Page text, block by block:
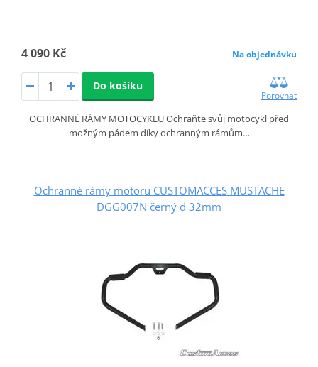
4 090 Kč Na objednávku
Do košíku
Porovnat
OCHRANNÉ RÁMY MOTOCYKLU Ochraňte svůj motocykl před
možným pádem díky ochranným rámům…
Ochranné rámy motoru CUSTOMACCES MUSTACHE
DGG007N černý d 32mm